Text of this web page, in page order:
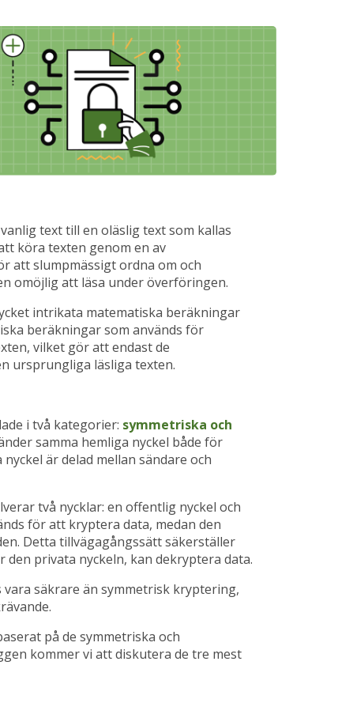
text till en oläslig text som kallas
köra texten genom en av
att slumpmässigt ordna om och
omöjlig att läsa under överföringen.
intrikata matematiska beräkningar
beräkningar som används för
vilket gör att endast de
ursprungliga läsliga texten.
i två kategorier: symmetriska och
samma hemliga nyckel både för
är delad mellan sändare och
två nycklar: en offentlig nyckel och
för att kryptera data, medan den
Detta tillvägagångssätt säkerställer
privata nyckeln, kan dekryptera data.
säkrare än symmetrisk kryptering,
på de symmetriska och
kommer vi att diskutera de tre mest